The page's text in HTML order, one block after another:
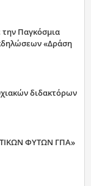
Παγκόσμια
«Δράση
διδακτόρων
ΦΥΤΩΝ ΓΠΑ»